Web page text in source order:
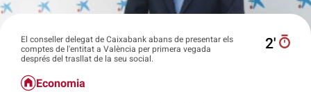
El conseller delegat de Caixabank abans de presentar els
comptes de l'entitat a València per primera vegada
després del trasllat de la seu social.
2′
Economia